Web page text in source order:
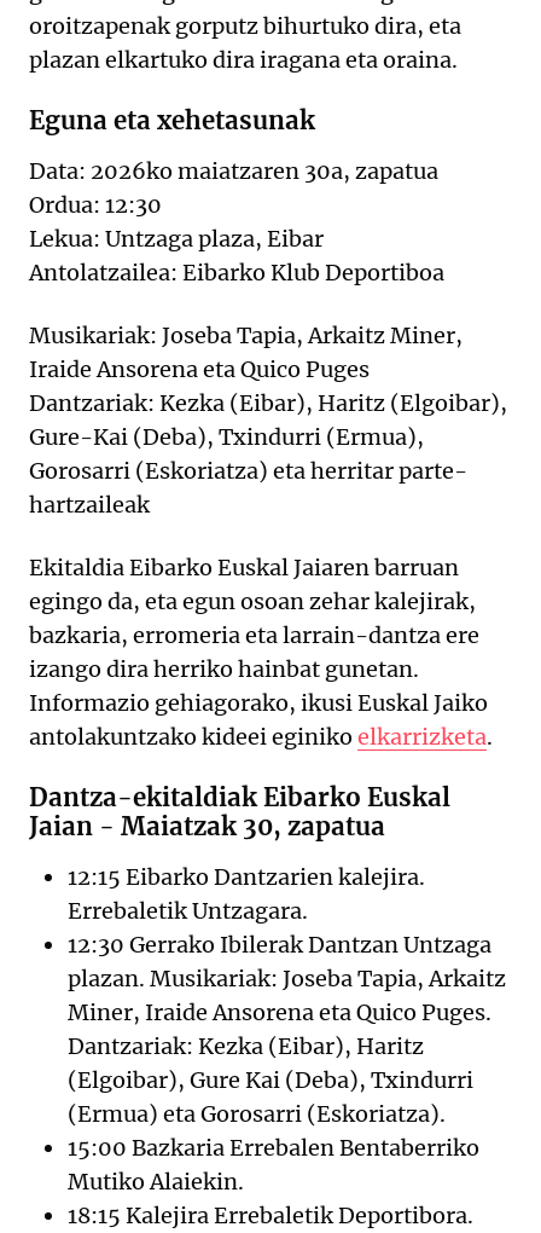
oroitzapenak gorputz bihurtuko dira, eta
plazan elkartuko dira iragana eta oraina.
Eguna eta xehetasunak
Data: 2026ko maiatzaren 30a, zapatua
Ordua: 12:30
Lekua: Untzaga plaza, Eibar
Antolatzailea: Eibarko Klub Deportiboa
Musikariak: Joseba Tapia, Arkaitz Miner,
Iraide Ansorena eta Quico Puges
Dantzariak: Kezka (Eibar), Haritz (Elgoibar),
Gure-Kai (Deba), Txindurri (Ermua),
Gorosarri (Eskoriatza) eta herritar parte-
hartzaileak
Ekitaldia Eibarko Euskal Jaiaren barruan
egingo da, eta egun osoan zehar kalejirak,
bazkaria, erromeria eta larrain-dantza ere
izango dira herriko hainbat gunetan.
Informazio gehiagorako, ikusi Euskal Jaiko
antolakuntzako kideei eginiko elkarrizketa.
Dantza-ekitaldiak Eibarko Euskal
Jaian - Maiatzak 30, zapatua
12:15 Eibarko Dantzarien kalejira.
Errebaletik Untzagara.
12:30 Gerrako Ibilerak Dantzan Untzaga
plazan. Musikariak: Joseba Tapia, Arkaitz
Miner, Iraide Ansorena eta Quico Puges.
Dantzariak: Kezka (Eibar), Haritz
(Elgoibar), Gure Kai (Deba), Txindurri
(Ermua) eta Gorosarri (Eskoriatza).
15:00 Bazkaria Errebalen Bentaberriko
Mutiko Alaiekin.
18:15 Kalejira Errebaletik Deportibora.